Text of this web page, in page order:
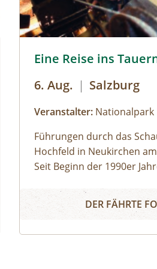
Eine Reise ins
6. Aug. | Salzburg
Veranstalter: Nationalpark
Führungen durch das
Hochfeld in Neukirchen
Seit Beginn der 1990er
eine Erlebnisausstellung
Attraktion unter Tage
Eine Reise ins Tauernfenster
DER FÄHRTE